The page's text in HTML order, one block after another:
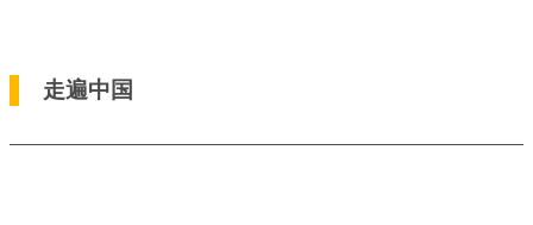
走遍中国